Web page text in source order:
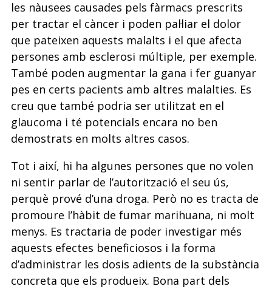
les nàusees causades pels fàrmacs prescrits
per tractar el càncer i poden pal·liar el dolor
que pateixen aquests malalts i el que afecta
persones amb esclerosi múltiple, per exemple.
També poden augmentar la gana i fer guanyar
pes en certs pacients amb altres malalties. Es
creu que també podria ser utilitzat en el
glaucoma i té potencials encara no ben
demostrats en molts altres casos.
Tot i així, hi ha algunes persones que no volen
ni sentir parlar de l’autorització el seu ús,
perquè prové d’una droga. Però no es tracta de
promoure l’hàbit de fumar marihuana, ni molt
menys. Es tractaria de poder investigar més
aquests efectes beneficiosos i la forma
d’administrar les dosis adients de la substància
concreta que els produeix. Bona part dels